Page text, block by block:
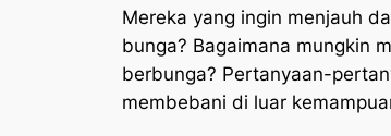
Mereka yang ingin menjauh
bunga? Bagaimana mungkin
berbunga? Pertanyaan-
membebani di luar